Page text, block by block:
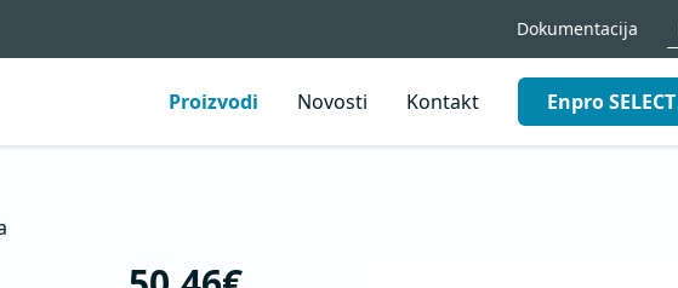
Dokumentacija
Proizvodi Novosti Kontakt Enpro SELECT